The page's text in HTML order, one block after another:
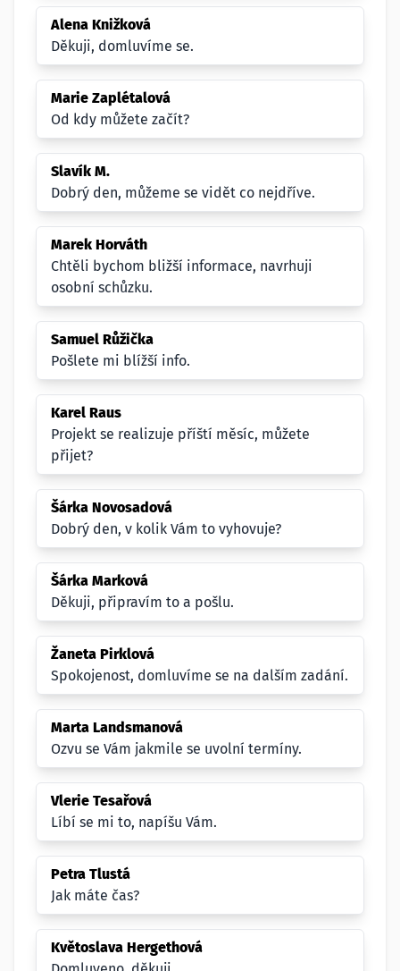
Alena Knižková
Děkuji, domluvíme se.
Marie Zaplétalová
Od kdy můžete začít?
Slavík M.
Dobrý den, můžeme se vidět co nejdříve.
Marek Horváth
Chtěli bychom bližší informace, navrhuji
osobní schůzku.
Samuel Růžička
Pošlete mi blížší info.
Karel Raus
Projekt se realizuje příští měsíc, můžete
přijet?
Šárka Novosadová
Dobrý den, v kolik Vám to vyhovuje?
Šárka Marková
Děkuji, připravím to a pošlu.
Žaneta Pirklová
Spokojenost, domluvíme se na dalším zadání.
Marta Landsmanová
Ozvu se Vám jakmile se uvolní termíny.
Vlerie Tesařová
Líbí se mi to, napíšu Vám.
Petra Tlustá
Jak máte čas?
Květoslava Hergethová